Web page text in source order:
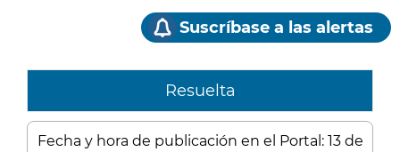
Suscríbase a las alertas
Resuelta
Fecha y hora de publicación en el Portal: 13 de